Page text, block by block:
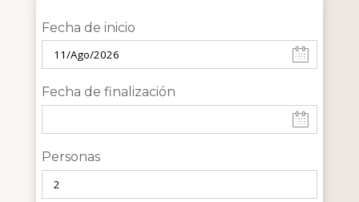
Fecha de inicio
Fecha de finalización
Personas